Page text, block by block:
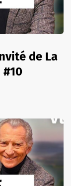
de La
#10